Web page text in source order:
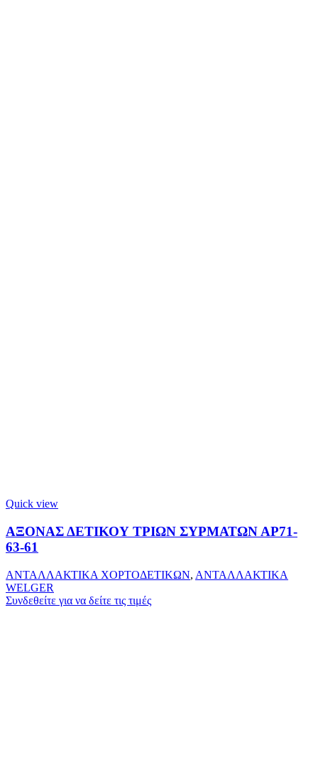
Quick view
ΑΞΟΝΑΣ ΔΕΤΙΚΟΥ ΤΡΙΩΝ ΣΥΡΜΑΤΩΝ ΑΡ71-
63-61
ΑΝΤΑΛΛΑΚΤΙΚΑ ΧΟΡΤΟΔΕΤΙΚΩΝ, ΑΝΤΑΛΛΑΚΤΙΚΑ
WELGER
Συνδεθείτε για να δείτε τις τιμές